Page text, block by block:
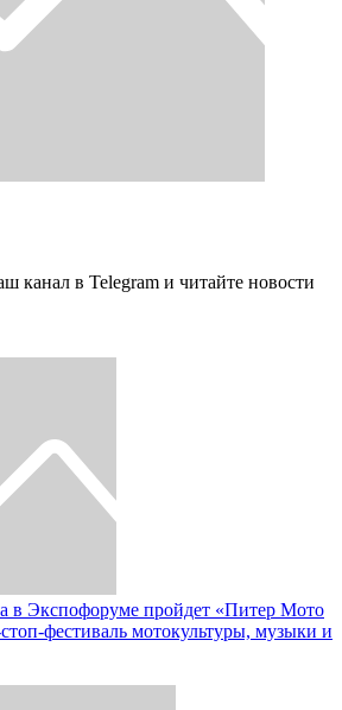
канал в Telegram и читайте новости
в Экспофоруме пройдет «Питер Мото
фестиваль мотокультуры, музыки и